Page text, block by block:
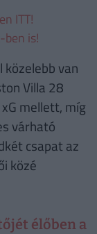
ITT!
ben is!
közelebb van
Villa 28
mellett, míg
várható
csapat az
közé
élőben a